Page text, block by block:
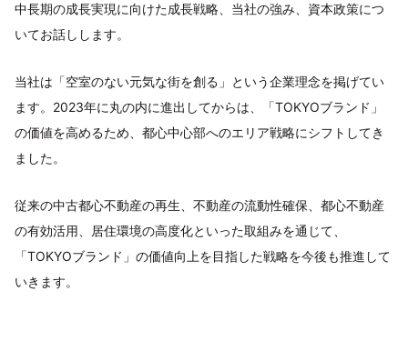
中長期の成長実現に向けた成長戦略、当社の強み、資本政策につ
いてお話しします。
当社は「空室のない元気な街を創る」という企業理念を掲げてい
ます。2023年に丸の内に進出してからは、「TOKYOブランド」
の価値を高めるため、都心中心部へのエリア戦略にシフトしてき
ました。
従来の中古都心不動産の再生、不動産の流動性確保、都心不動産
の有効活用、居住環境の高度化といった取組みを通じて、
「TOKYOブランド」の価値向上を目指した戦略を今後も推進して
いきます。